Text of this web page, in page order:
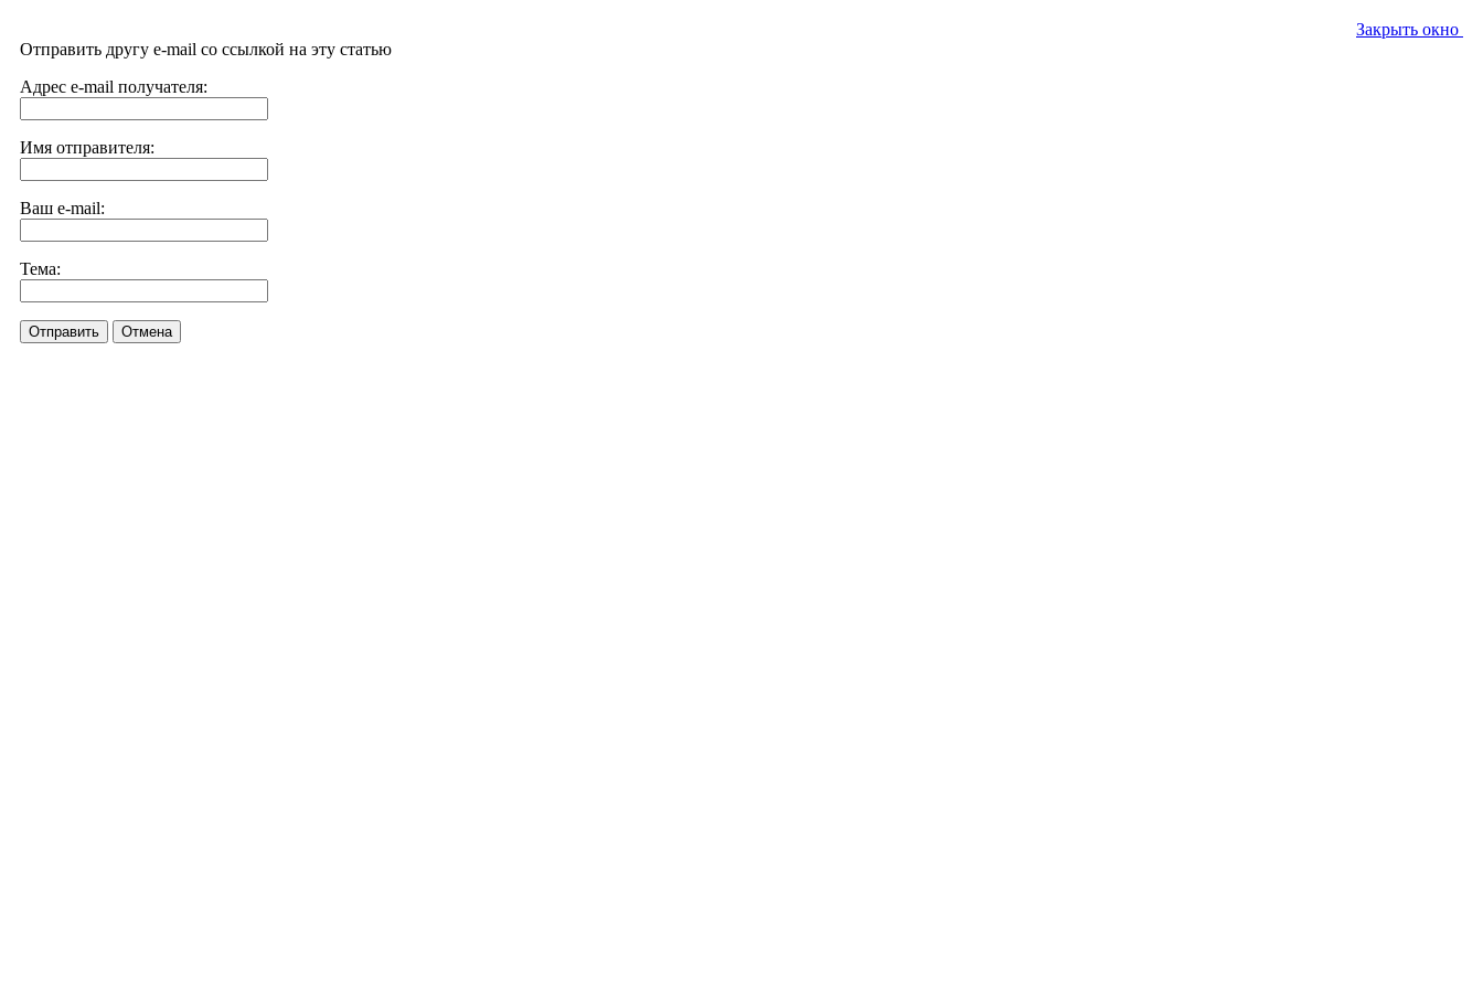
Закрыть окно
Отправить другу e-mail со ссылкой на эту статью
Адрес e-mail получателя:
Имя отправителя:
Ваш e-mail:
Тема:
Отправить Отмена